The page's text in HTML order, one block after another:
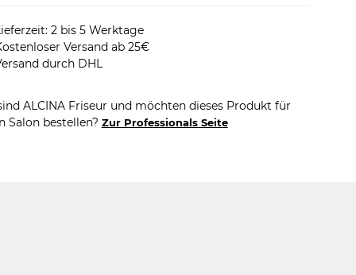
2 bis 5 Werktage
Versand ab 25€
durch DHL
ALCINA Friseur und möchten dieses Produkt für
Salon bestellen? Zur Professionals Seite